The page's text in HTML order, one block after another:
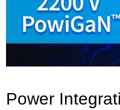
Power